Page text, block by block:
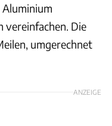
Aluminium
vereinfachen. Die
umgerechnet
ANZEIGE